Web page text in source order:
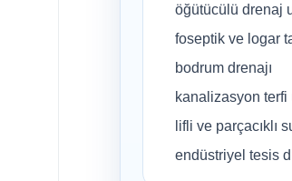
öğütücülü drenaj
foseptik ve logar
bodrum drenajı
kanalizasyon terfi
lifli ve parçacıklı
endüstriyel tesis